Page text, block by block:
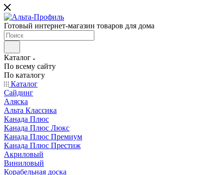
Готовый интернет-магазин товаров для дома
Каталог
По всему сайту
По каталогу
Каталог
Сайдинг
Аляска
Альта Классика
Канада Плюс
Канада Плюс Люкс
Канада Плюс Премиум
Канада Плюс Престиж
Акриловый
Виниловый
Корабельная доска